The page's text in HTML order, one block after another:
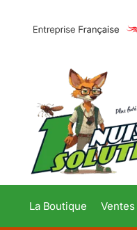
La Boutique Ventes